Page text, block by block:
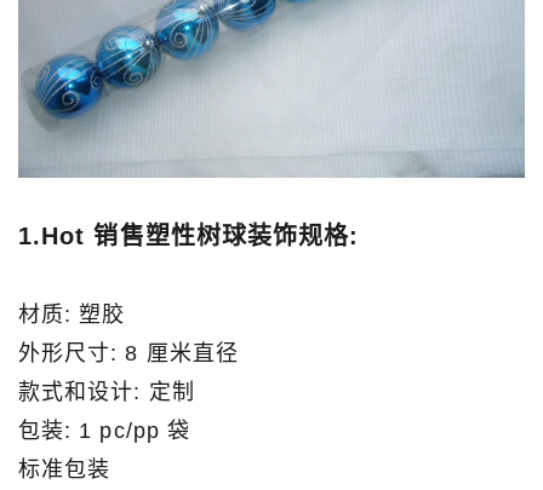
1.Hot 销售塑性树球装饰规格:
材质: 塑胶
外形尺寸: 8 厘米直径
款式和设计: 定制
包装: 1 pc/pp 袋
标准包装